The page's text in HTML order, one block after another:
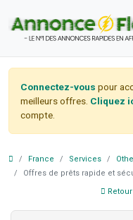
Connectez-vous pour
meilleurs offres. Cliquez
compte.
France Services
Offres de prêts rapide et